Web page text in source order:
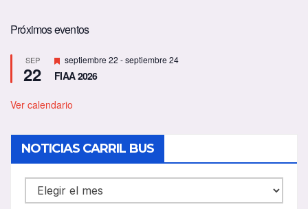
Próximos eventos
SEP
22
D
e
s
a
d
o
septiembre 22 -septiembre 24
FIAA 2026
Ver calendario
NOTICIAS CARRIL BUS
NOTICIAS